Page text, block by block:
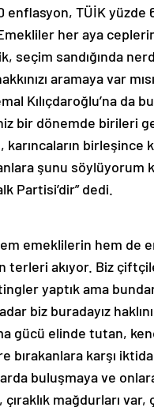
enflasyon, TÜİK yüzde
her aya
seçim sandığında
aramaya var
Kılıçdaroğlu’na da
bir dönemde birileri
birleşince
şunu söylüyorum
Partisi’dir” dedi.
emeklilerin hem de
terleri akıyor. Biz
yaptık ama
biz buradayız
gücü elinde tutan,
bırakanlara karşı
buluşmaya ve
çıraklık mağdurları